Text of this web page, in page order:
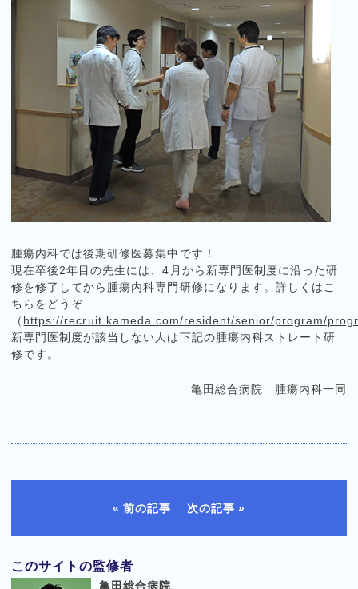
腫瘍内科では後期研修医募集中です！
現在卒後2年目の先生には、4月から新専門医制度に沿った研
修を修了してから腫瘍内科専門研修になります。詳しくはこ
ちらをどうぞ
（ https://recruit.kameda.com/resident/senior/program/
新専門医制度が該当しない人は下記の腫瘍内科ストレート研
修です。
亀田総合病院 腫瘍内科一同
前の記事 次の記事
このサイトの監修者
亀田総合病院